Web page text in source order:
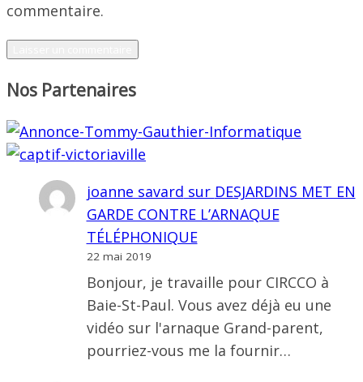
commentaire.
Nos Partenaires
joanne savard sur DESJARDINS MET EN
GARDE CONTRE L’ARNAQUE
TÉLÉPHONIQUE
22 mai 2019
Bonjour, je travaille pour CIRCCO à
Baie-St-Paul. Vous avez déjà eu une
vidéo sur l'arnaque Grand-parent,
pourriez-vous me la fournir…